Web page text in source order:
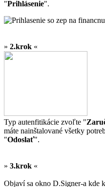
"Prihlásenie".
» 2.krok «
Typ autenfitikácie zvoľte "
máte nainštalované všetky
"Odoslať".
» 3.krok «
Objaví sa okno D.Signer-a kde